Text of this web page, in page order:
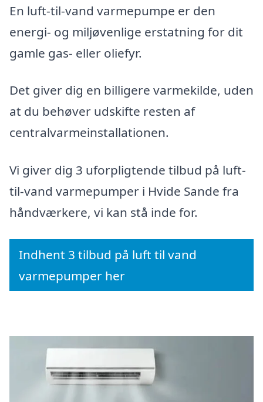
En luft-til-vand varmepumpe er den
energi- og miljøvenlige erstatning for dit
gamle gas- eller oliefyr.
Det giver dig en billigere varmekilde, uden
at du behøver udskifte resten af
centralvarmeinstallationen.
Vi giver dig 3 uforpligtende tilbud på luft-
til-vand varmepumper i Hvide Sande fra
håndværkere, vi kan stå inde for.
Indhent 3 tilbud på luft til vand
varmepumper her